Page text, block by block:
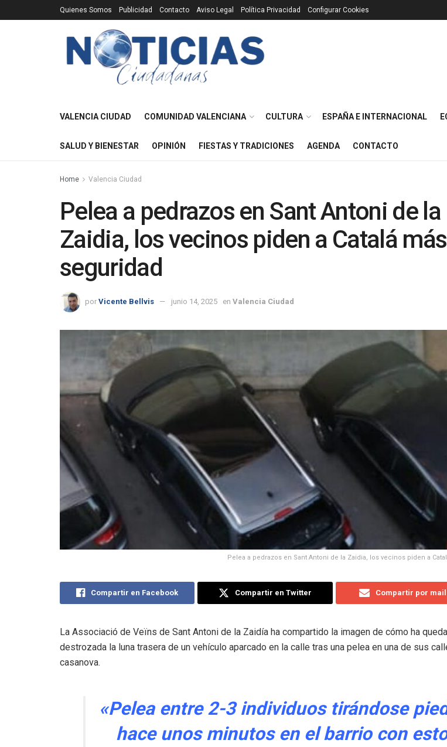
Quienes Somos Publicidad Contacto Aviso Legal Política Privacidad Configurar Cookies
VALENCIA CIUDAD COMUNIDAD VALENCIANA CULTURA ESPAÑA E INTERNACIONAL
SALUD Y BIENESTAR OPINIÓN FIESTAS Y TRADICIONES AGENDA CONTACTO
Home Valencia Ciudad
Pelea a pedrazos en Sant Antoni de la
Zaidia, los vecinos piden a Catalá más
seguridad
por Vicente Bellvis junio 14, 2025 en Valencia Ciudad
Pelea a pedrazos en Sant Antoni de la Zaidia, los vecinos piden a
Compartir en Facebook Compartir en Twitter Compartir por mail
La Associació de Veïns de Sant Antoni de la Zaidía ha compartido la imagen de cómo ha
destrozada la luna trasera de un vehículo aparcado en la calle tras una pelea en una de sus
casanova.
«Pelea entre 2-3 individuos tirándose
hace unos minutos en el barrio con